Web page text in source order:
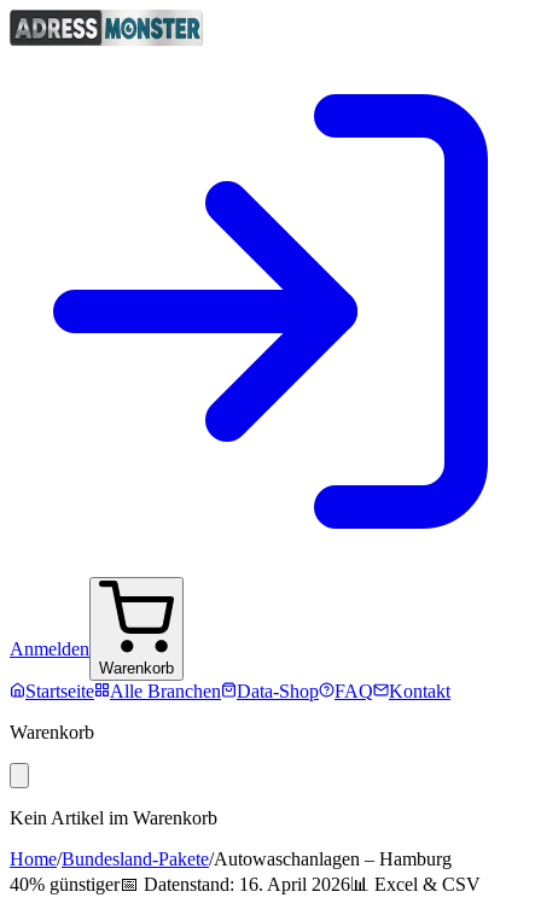
Anmelden
Warenkorb
Startseite Alle Branchen Data-Shop FAQ
Kontakt
Warenkorb
Kein Artikel im Warenkorb
Home/Bundesland-Pakete/Autowaschanlagen – Hamburg
40% günstiger📅 Datenstand: 16. April 2026📊 Excel & CSV